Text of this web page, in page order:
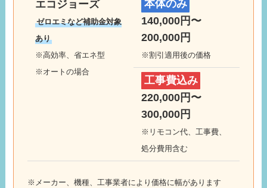
エコジョーズ
ゼロエミなど補助金対象
あり
※高効率、省エネ型
※オートの場合
本体のみ
140,000円〜
200,000円
※割引適用後の価格
工事費込み
220,000円〜
300,000円
※リモコン代、工事費、
処分費用含む
※メーカー、機種、工事業者により価格に幅があります